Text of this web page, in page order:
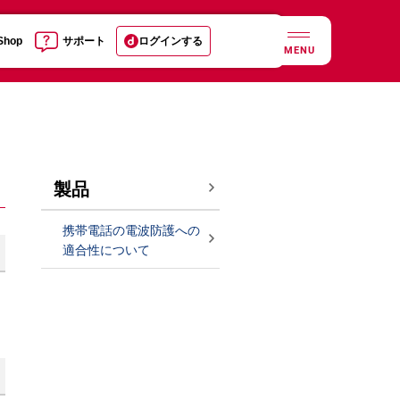
サポート ログインする
MENU
製品
携帯電話の電波防護への
適合性について